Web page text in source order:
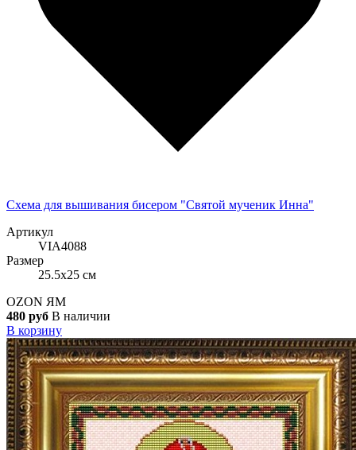
Схема для вышивания бисером "Святой мученик Инна"
Артикул
VIA4088
Размер
25.5x25 см
OZON ЯМ
480 руб В наличии
В корзину